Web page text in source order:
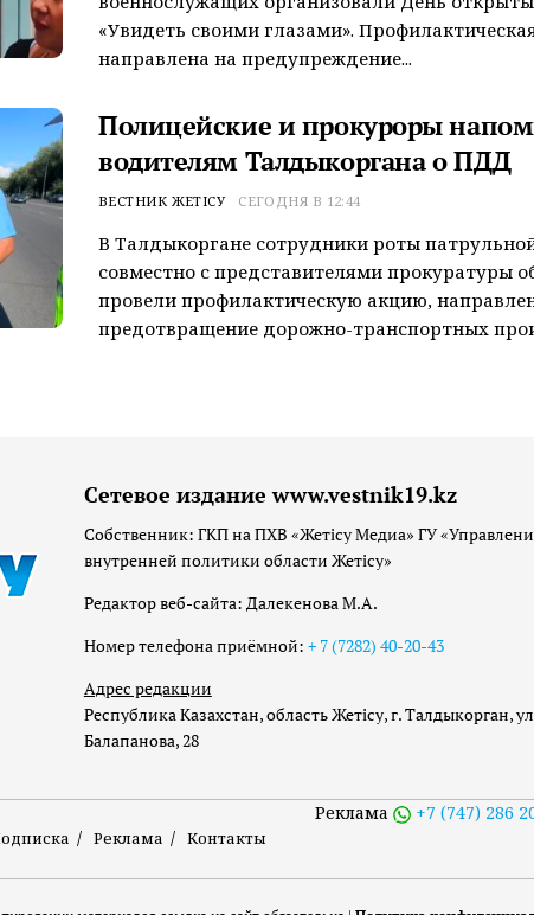
«Увидеть своими глазами».
направлена на предупреждение...
Полицейские и прокуроры
водителям Талдыкоргана о ПДД
ВЕСТНИК ЖЕТІСУ СЕГОДНЯ В 12:44
В Талдыкоргане сотрудники роты
совместно с представителями прокуратуры
провели профилактическую акцию,
предотвращение дорожно-транспортных
Сетевое издание www.vestnik19.kz
Собственник: ГКП на ПХВ «Жетісу Медиа» ГУ
внутренней политики области Жетісу»
Редактор веб-сайта: Далекенова М.А.
Номер телефона приёмной: + 7 (7282) 40-20-43
Адрес редакции
Республика Казахстан, область Жетісу, г. Талдыкорган,
Балапанова, 28
Реклама Контакты
Реклама +7 (747) 286